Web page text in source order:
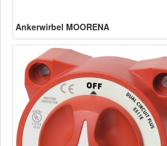
Ankerwirbel MOORENA